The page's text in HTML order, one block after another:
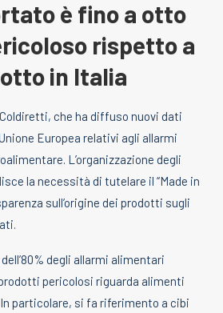
è fino a otto
rispetto a
in Italia
Coldiretti, che ha diffuso nuovi dati
Europea relativi agli allarmi
L’organizzazione degli
la necessità di tutelare il “Made in
sull’origine dei prodotti sugli
degli allarmi alimentari
pericolosi riguarda alimenti
particolare, si fa riferimento a cibi